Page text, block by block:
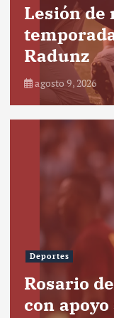
Lesión
Radunz
agosto 9, 2026
Deportes
Rosario
con